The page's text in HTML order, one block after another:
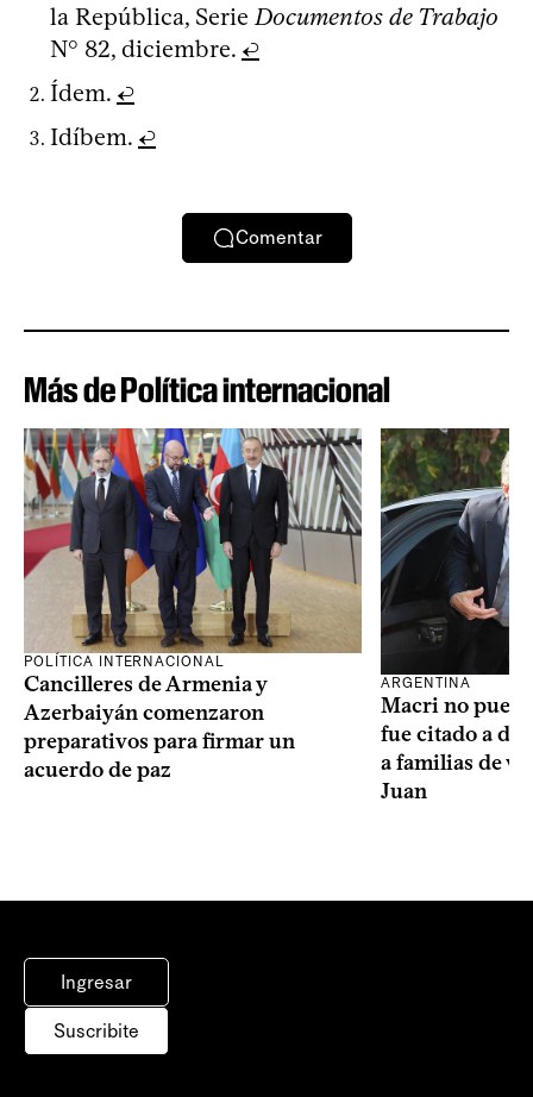
la República, SerieDocumentos de Trabajo
N° 82, diciembre. ↩
Ídem. ↩
Idíbem. ↩
Comentar
Más de Política internacional
POLÍTICA INTERNACIONAL
Cancilleres de Armenia y
Azerbaiyán comenzaron
preparativos para firmar un
acuerdo de paz
ARGENTINA
Macri no
fue citado a
a familias de
Juan
Ingresar
Suscribite